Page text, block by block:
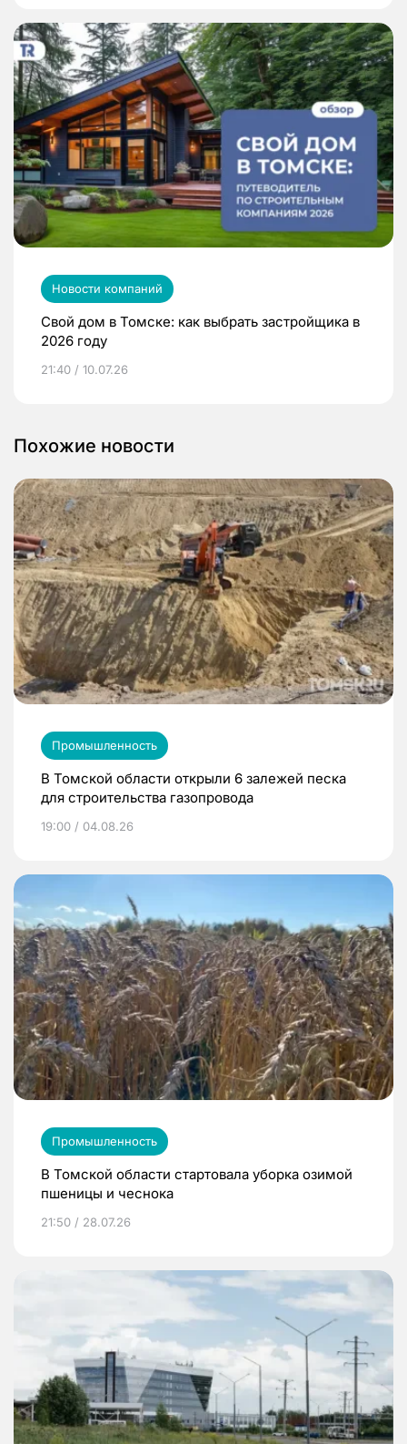
Новости компаний
Свой дом в Томске: как выбрать застройщика в
2026 году
21:40 / 10.07.26
Похожие новости
Промышленность
В Томской области открыли 6 залежей песка
для строительства газопровода
19:00 / 04.08.26
Промышленность
В Томской области стартовала уборка озимой
пшеницы и чеснока
21:50 / 28.07.26